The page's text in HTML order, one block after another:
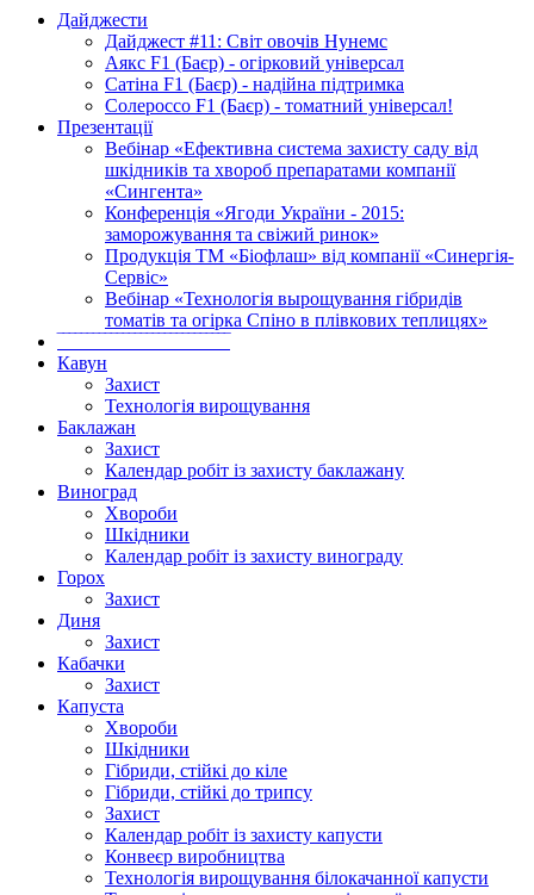
Дайджести
Дайджест #11: Світ овочів Нунемс
Аякс F1 (Баєр) - огірковий універсал
Сатіна F1 (Баєр) - надійна підтримка
Солероссо F1 (Баєр) - томатний універсал!
Презентації
Вебінар «Ефективна система захисту саду від
шкідників та хвороб препаратами компанії
«Сингента»
Конференція «Ягоди України - 2015:
заморожування та свіжий ринок»
Продукція ТМ «Біофлаш» від компанії «Синергія-
Сервіс»
Вебінар «Технологія вырощування гібридів
томатів та огірка Спіно в плівкових теплицях»
Кавун
Захист
Технологія вирощування
Баклажан
Захист
Календар робіт із захисту баклажану
Виноград
Хвороби
Шкідники
Календар робіт із захисту винограду
Горох
Захист
Диня
Захист
Кабачки
Захист
Капуста
Хвороби
Шкідники
Гібриди, стійкі до кіле
Гібриди, стійкі до трипсу
Захист
Календар робіт із захисту капусти
Конвеєр виробництва
Технологія вирощування білокачанної капусти